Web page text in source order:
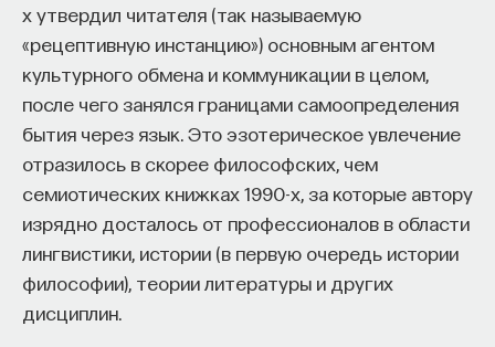
х утвердил читателя (так называемую
«рецептивную инстанцию») основным агентом
культурного обмена и коммуникации в целом,
после чего занялся границами самоопределения
бытия через язык. Это эзотерическое увлечение
отразилось в скорее философских, чем
семиотических книжках 1990-х, за которые автору
изрядно досталось от профессионалов в области
лингвистики, истории (в первую очередь истории
философии), теории литературы и других
дисциплин.